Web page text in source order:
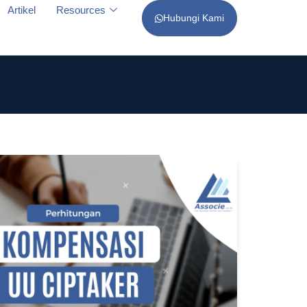
Artikel Resources
Hubungi Kami